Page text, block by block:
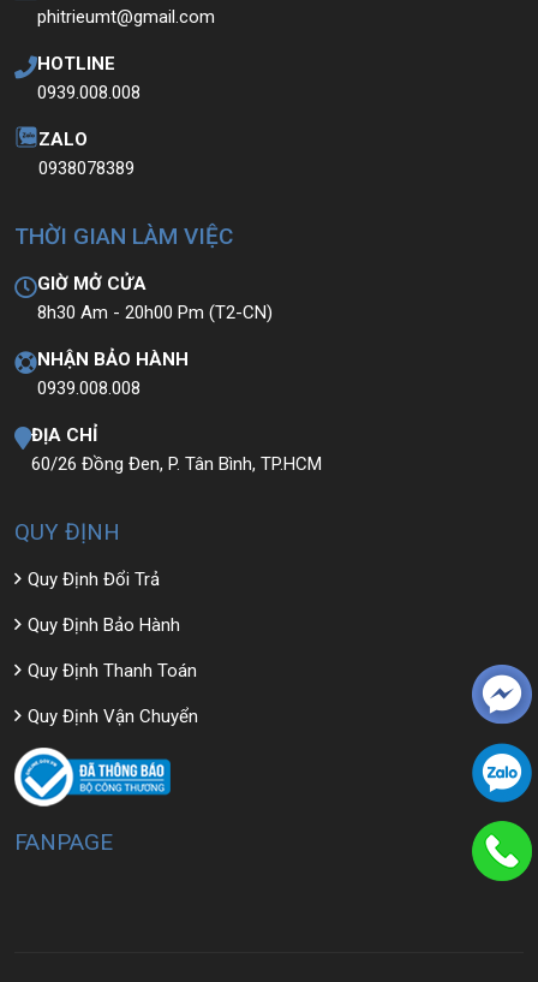
phitrieumt@gmail.com
HOTLINE
0939.008.008
ZALO
0938078389
THỜI GIAN LÀM VIỆC
GIỜ MỞ CỬA
8h30 Am - 20h00 Pm (T2-CN)
NHẬN BẢO HÀNH
0939.008.008
ĐỊA CHỈ
60/26 Đồng Đen, P. Tân Bình, TP.HCM
QUY ĐỊNH
Quy Định Đổi Trả
Quy Định Bảo Hành
Quy Định Thanh Toán
Quy Định Vận Chuyển
FANPAGE